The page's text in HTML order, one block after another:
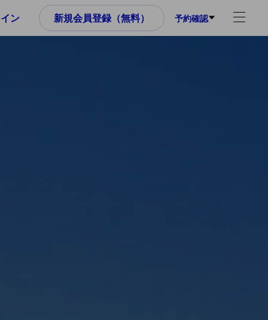
ン 新規会員登録（無料） 予約確認